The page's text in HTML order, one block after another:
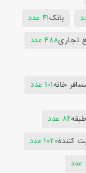
بانک41 عدد
تجاری488 عدد
خانه101 عدد
82 عدد
کننده1020 عدد